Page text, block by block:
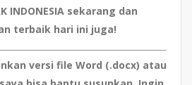
INDONESIA sekarang dan
terbaik hari ini juga!
versi file Word (.docx) atau